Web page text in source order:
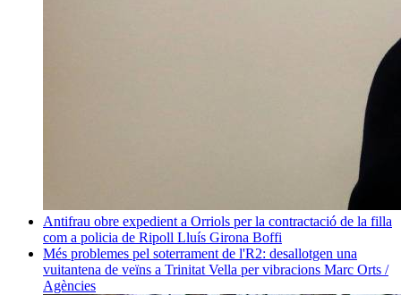
Antifrau obre expedient a Orriols per la contractació de la filla
com a policia de Ripoll Lluís Girona Boffi
Més problemes pel soterrament de l'R2: desallotgen una
vuitantena de veïns a Trinitat Vella per vibracions Marc Orts /
Agències